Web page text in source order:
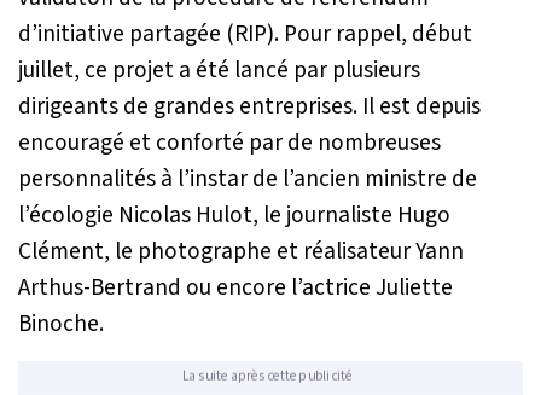
d’initiative partagée (RIP). Pour rappel, début
juillet, ce projet a été lancé par plusieurs
dirigeants de grandes entreprises. Il est depuis
encouragé et conforté par de nombreuses
personnalités à l’instar de l’ancien ministre de
l’écologie Nicolas Hulot, le journaliste Hugo
Clément, le photographe et réalisateur Yann
Arthus-Bertrand ou encore l’actrice Juliette
Binoche.
La suite après cette publicité